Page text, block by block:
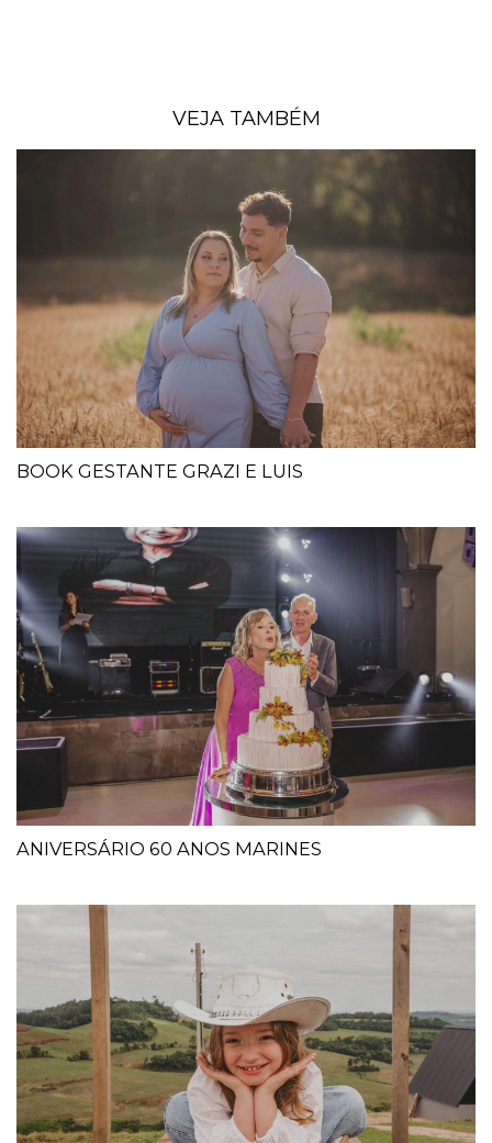
VEJA TAMBÉM
BOOK GESTANTE GRAZI E LUIS
ANIVERSÁRIO 60 ANOS MARINES